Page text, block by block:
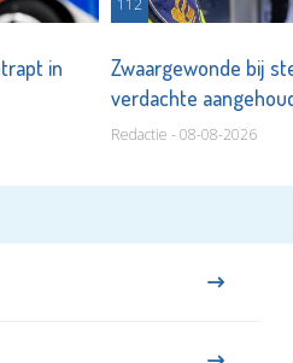
in
112
Zwaargewonde bij
verdachte
Redactie - 08-08-2026